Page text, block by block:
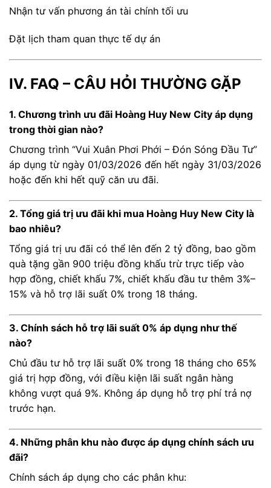
Nhận tư vấn phương án tài chính tối ưu
Đặt lịch tham quan thực tế dự án
IV. FAQ – CÂU HỎI THƯỜNG GẶP
1. Chương trình ưu đãi Hoàng Huy New City áp dụng
trong thời gian nào?
Chương trình “Vui Xuân Phơi Phới – Đón Sóng Đầu Tư”
áp dụng từ ngày 01/03/2026 đến hết ngày 31/03/2026
hoặc đến khi hết quỹ căn ưu đãi.
2. Tổng giá trị ưu đãi khi mua Hoàng Huy New City là
bao nhiêu?
Tổng giá trị ưu đãi có thể lên đến 2 tỷ đồng, bao gồm
quà tặng gần 900 triệu đồng khấu trừ trực tiếp vào
hợp đồng, chiết khấu 7%, chiết khấu đầu tư thêm 3%–
15% và hỗ trợ lãi suất 0% trong 18 tháng.
3. Chính sách hỗ trợ lãi suất 0% áp dụng như thế
nào?
Chủ đầu tư hỗ trợ lãi suất 0% trong 18 tháng cho 65%
giá trị hợp đồng, với điều kiện lãi suất ngân hàng
không vượt quá 9%. Không áp dụng hỗ trợ phí trả nợ
trước hạn.
4. Những phân khu nào được áp dụng chính sách ưu
đãi?
Chính sách áp dụng cho các phân khu: